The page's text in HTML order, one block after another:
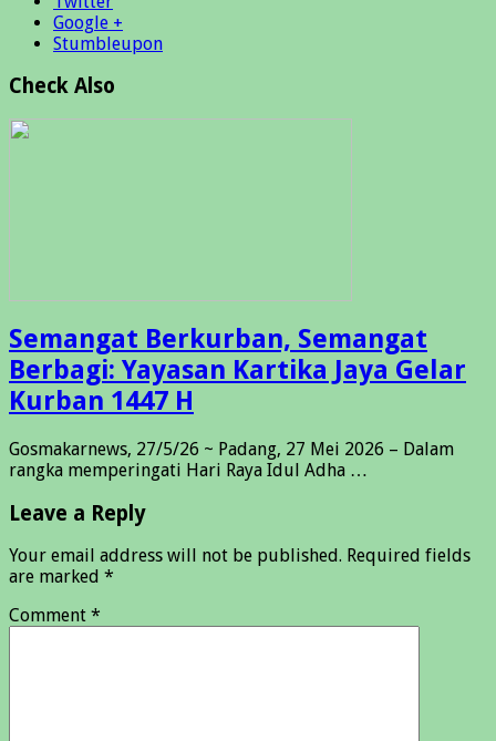
Google +
Stumbleupon
Check Also
Semangat Berkurban, Semangat
Berbagi: Yayasan Kartika Jaya Gelar
Kurban 1447 H
Gosmakarnews, 27/5/26 ~ Padang, 27 Mei 2026 – Dalam
rangka memperingati Hari Raya Idul Adha …
Leave a Reply
Your email address will not be published. Required fields
are marked *
Comment *